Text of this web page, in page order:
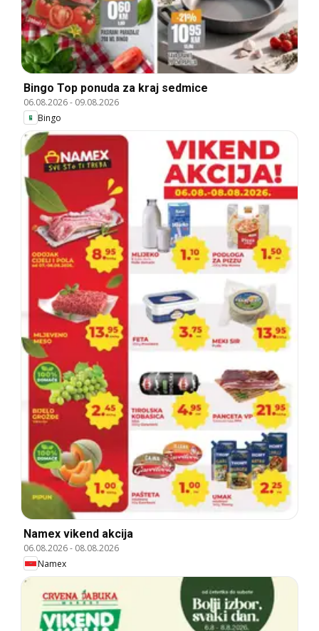
Bingo Top ponuda za kraj sedmice
06.08.2026- 09.08.2026
Bingo
Namex vikend akcija
06.08.2026- 08.08.2026
Namex